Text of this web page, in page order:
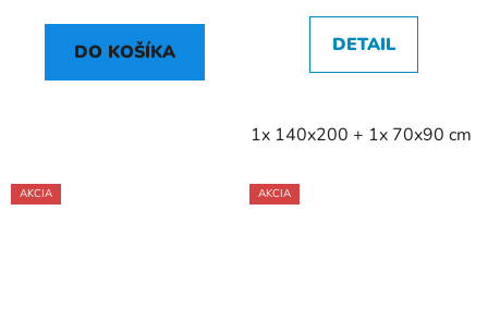
DO KOŠÍKA DETAIL
1x 140x200 + 1x 70x90 cm
AKCIA AKCIA